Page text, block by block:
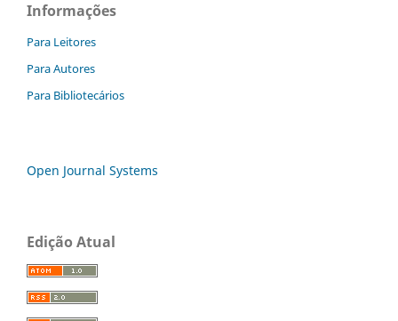
Informações
Para Leitores
Para Autores
Para Bibliotecários
Open Journal Systems
Edição Atual